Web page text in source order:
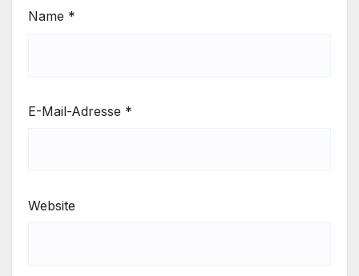
Name *
E-Mail-Adresse *
Website